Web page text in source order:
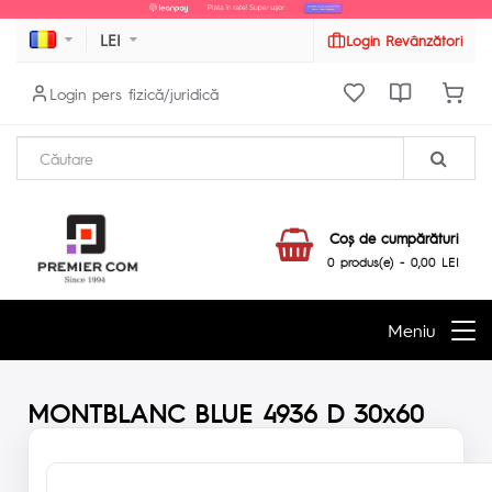
LEI Login Revânzători
Login pers fizică/juridică
Coş de cumpărături
0 produs(e) - 0,00 LEI
Meniu
MONTBLANC BLUE 4936 D 30x60